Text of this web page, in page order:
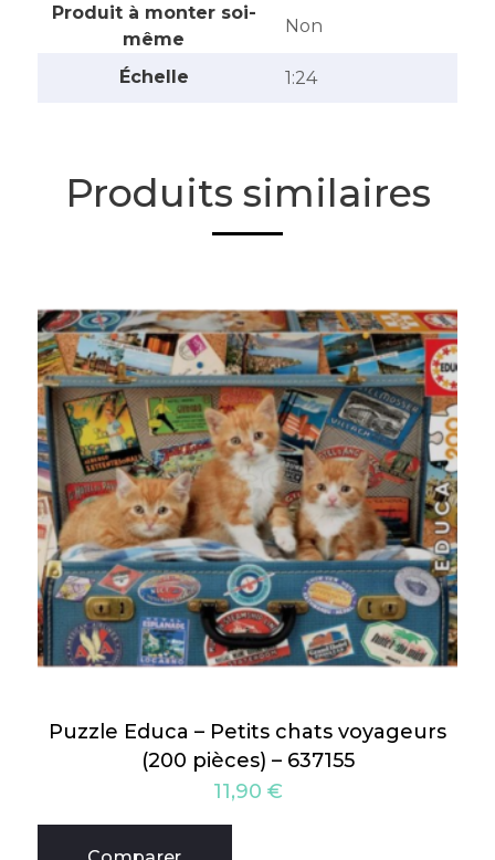
Produit à monter soi-
même
‎Non
Échelle ‎1:24
Produits similaires
Puzzle Educa – Petits chats voyageurs
(200 pièces) – 637155
11,90 €